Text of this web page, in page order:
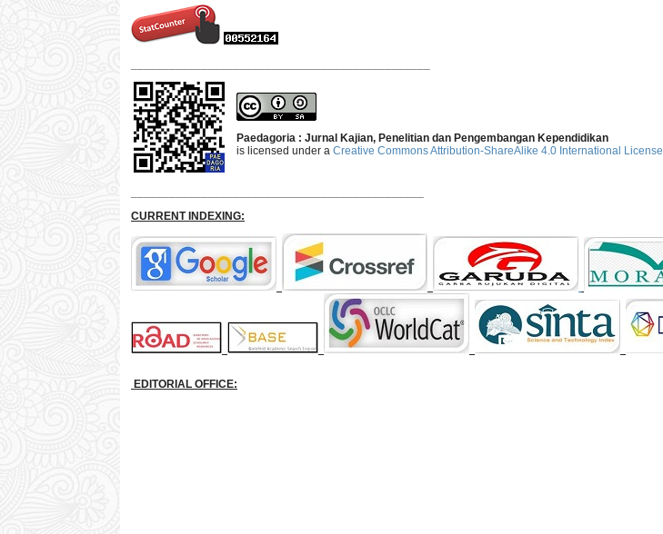
Paedagoria : Jurnal Kajian, Penelitian dan Pengembangan Kependidikan
is licensed under a Creative Commons Attribution-ShareAlike 4.0 International License
CURRENT INDEXING:
EDITORIAL OFFICE: